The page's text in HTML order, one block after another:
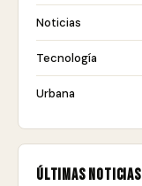
Noticias
Tecnología
Urbana
Últimas noticias